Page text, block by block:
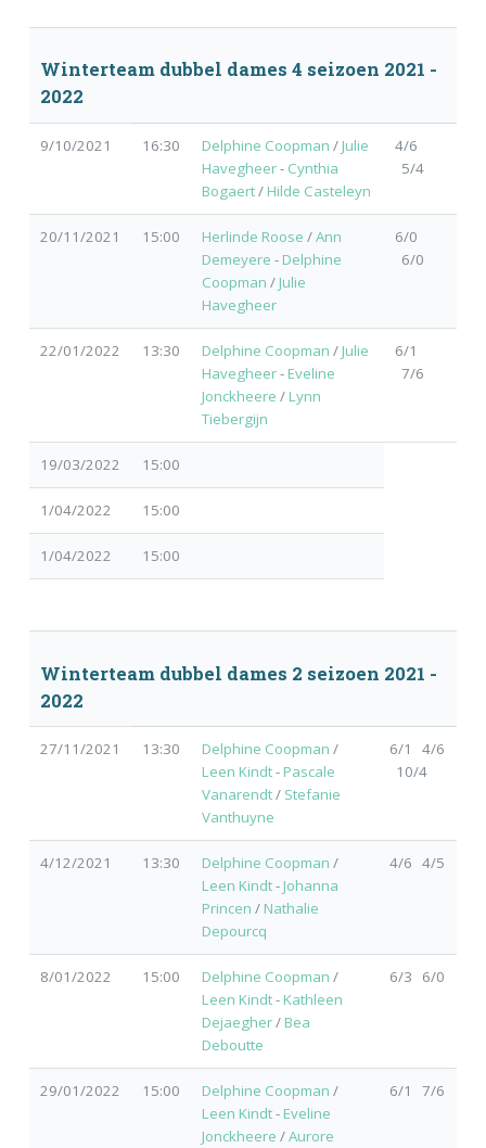
Winterteam dubbel dames 4 seizoen 2021 -
2022
9/10/2021 16:30 Delphine Coopman / Julie
Havegheer- Cynthia
Bogaert/ Hilde Casteleyn
4/6
5/4
20/11/2021 15:00 Herlinde Roose /Ann
Demeyere - Delphine
Coopman / Julie
Havegheer
6/0
6/0
22/01/2022 13:30 Delphine Coopman / Julie
Havegheer- Eveline
Jonckheere / Lynn
Tiebergijn
6/1
7/6
19/03/2022 15:00
1/04/2022 15:00
1/04/2022 15:00
Winterteam dubbel dames 2 seizoen 2021 -
2022
27/11/2021 13:30 Delphine Coopman /
Leen Kindt- Pascale
Vanarendt/ Stefanie
Vanthuyne
6/1 4/6
10/4
4/12/2021 13:30 Delphine Coopman /
Leen Kindt- Johanna
Princen / Nathalie
Depourcq
4/6 4/5
8/01/2022 15:00 Delphine Coopman /
Leen Kindt- Kathleen
Dejaegher/ Bea
Deboutte
6/3 6/0
29/01/2022 15:00 Delphine Coopman /
Leen Kindt- Eveline
Jonckheere /Aurore
6/1 7/6